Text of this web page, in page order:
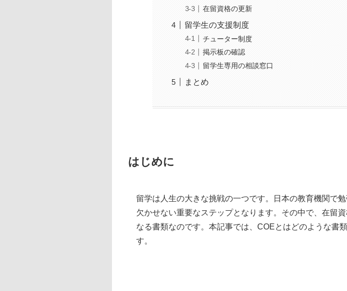
在留資格の更新
留学生の支援制度
チューター制度
掲示板の確認
留学生専用の相談窓口
まとめ
はじめに
留学は人生の大きな挑戦の一つです。日本の教育機関で
欠かせない重要なステップとなります。その中で、在留
なる書類なのです。本記事では、COEとはどのような書
す。